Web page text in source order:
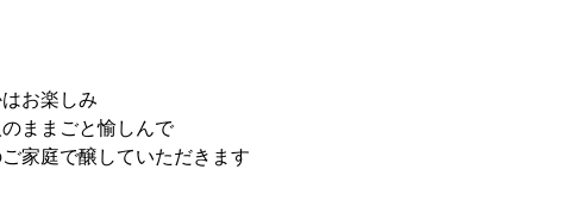
お楽しみ
ままごと愉しんで
家庭で醸していただきます